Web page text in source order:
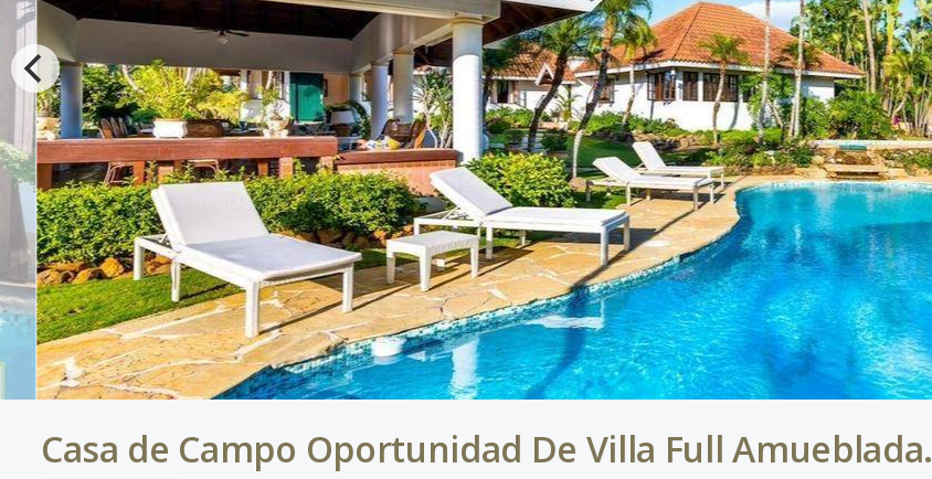
Casa de Campo Oportunidad De Villa Full Amueblada.